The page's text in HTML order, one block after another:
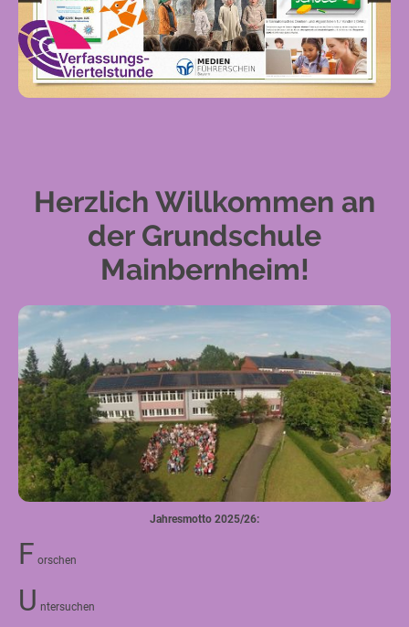
Herzlich Willkommen an
der Grundschule
Mainbernheim!
Jahresmotto 2025/26:
F orschen
U ntersuchen